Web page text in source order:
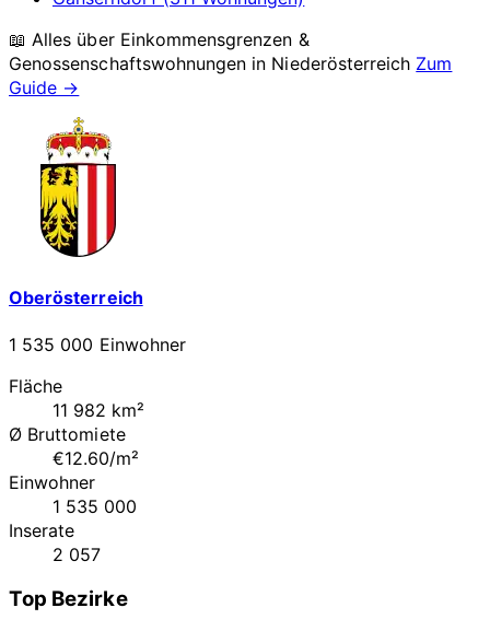
📖 Alles über Einkommensgrenzen &
Genossenschaftswohnungen in Niederösterreich Zum
Guide →
Oberösterreich
1 535 000 Einwohner
Fläche
11 982 km²
Ø Bruttomiete
€12.60/m²
Einwohner
1 535 000
Inserate
2 057
Top Bezirke